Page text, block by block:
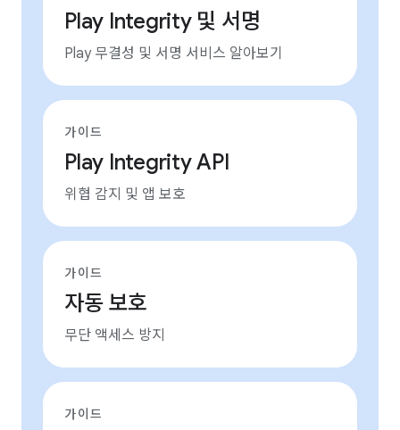
Play Integrity 및 서명
Play 무결성 및 서명 서비스 알아보기
가이드
Play Integrity API
위협 감지 및 앱 보호
가이드
자동 보호
무단 액세스 방지
가이드